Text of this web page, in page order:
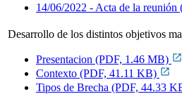
14/06/2022 - Acta de la
Desarrollo de los distintos objetivos
Presentacion (PDF, 1.46 MB)
Contexto (PDF, 41.11 KB)
Tipos de Brecha (PDF, 44.33